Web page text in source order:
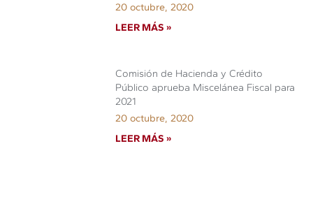
20 octubre, 2020
LEER MÁS »
Comisión de Hacienda y Crédito
Público aprueba Miscelánea Fiscal para
2021
20 octubre, 2020
LEER MÁS »